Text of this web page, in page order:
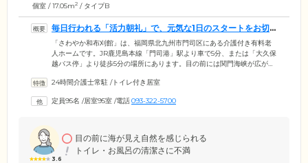
個室 / 17.05m2 / タイプB
毎日行われる「活力朝礼」で、元気な1日のスタートをお切
りください
「さわやか和布刈館」は、福岡県北九州市門司区にある介護付き有料老
人ホームです。JR鹿児島本線「門司港」駅より車で5分、または「大久保
越バス停」より徒歩5分の場所にあります。目の前には関門海峡が広がる
入居者様に楽しくいきいきとした生活を送っていただくため、毎日「活
などを行うほか、「今週の名言」や「今週の俳句」をご入居者様に読み
24時間介護士常駐 /トイレ付き居室
定員95名 /居室95室 /電話093-322-5700
3.6
目の前に海が見え自然を感じられる
トイレ・お風呂の清潔さに不満